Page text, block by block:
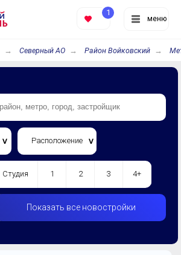
меню
1
Северный АО Район Войковский
Расположение
Студия 1 2 3 4+
Показать все новостройки